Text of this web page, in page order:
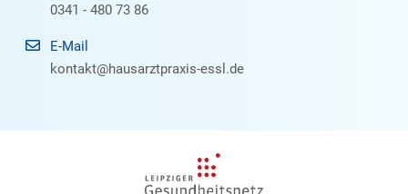
0341 - 480 73 86
E-Mail
kontakt@hausarztpraxis-essl.de